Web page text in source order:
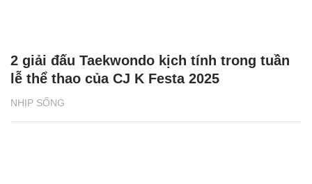
NHỊP SỐNG
2 giải đấu Taekwondo kịch tính trong tuần
lễ thể thao của CJ K Festa 2025